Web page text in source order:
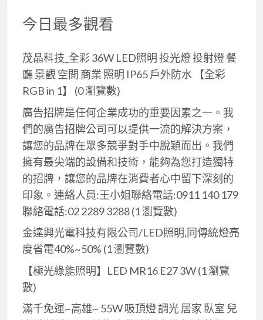
今日最多觀看
茂晶科技_全彩 36W LED照明 投光燈 投射燈 餐
廳 景觀 空間 商業 照明 IP65 戶外防水 【全彩
RGB in 1】
(0 瀏覽數)
廣告招牌是任何企業成功的重要因素之一。我
們的廣告招牌公司可以提供一流的解決方案，
讓您的品牌在眾多競爭對手中脫穎而出。我們
擁有最尖端的設備和技術，能夠為您打造獨特
的招牌，讓您的品牌在消費者心中留下深刻的
印象。連絡人員:王小姐聯絡電話:0911 140 179
聯絡電話:02 2289 3288(1 瀏覽數)
金達興光電科技有限公司/LED照明,同傳統燈亮
度省電40%~50% (1 瀏覽數)
【極光綠能照明】LED MR16 E27 3W(1 瀏覽
數)
滿千免運~高雄~ 55W 吸頂燈 調光 居家 臥室 兒